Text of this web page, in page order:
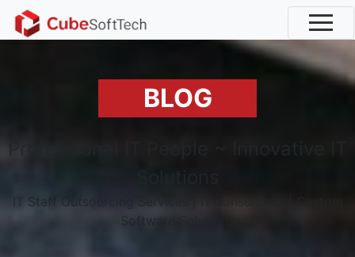
BLOG
Professional IT People ~ Innovative IT
IT Staff Outsourcing Services | IT consultants | Custom
Software Solutions